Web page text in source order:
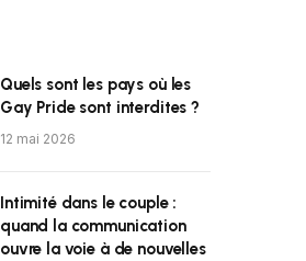
Quels sont les pays où les
Gay Pride sont interdites ?
12 mai 2026
Intimité dans le couple :
quand la communication
ouvre la voie à de nouvelles